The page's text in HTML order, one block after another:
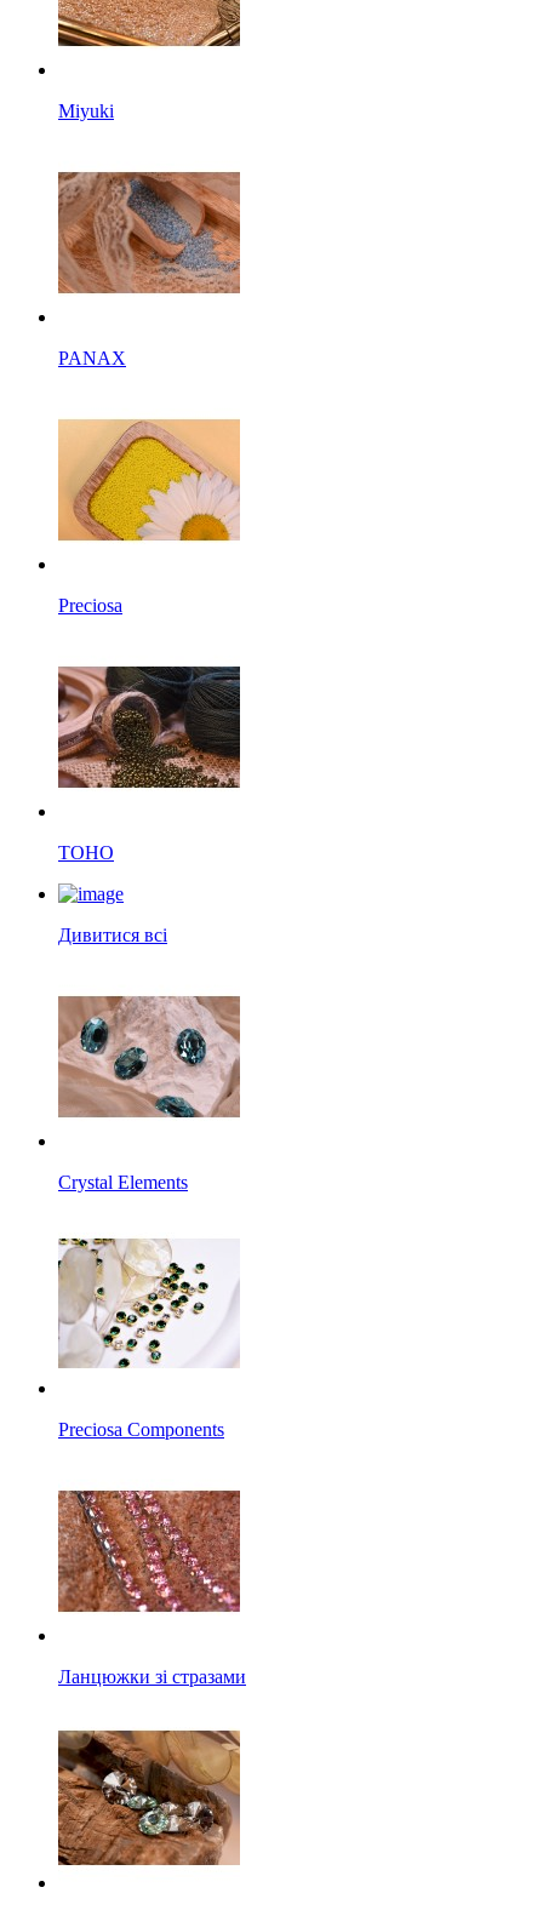
Miyuki
PANAX
Preciosa
TOHO
Дивитися всі
Crystal Elements
Preciosa Components
Ланцюжки зі стразами